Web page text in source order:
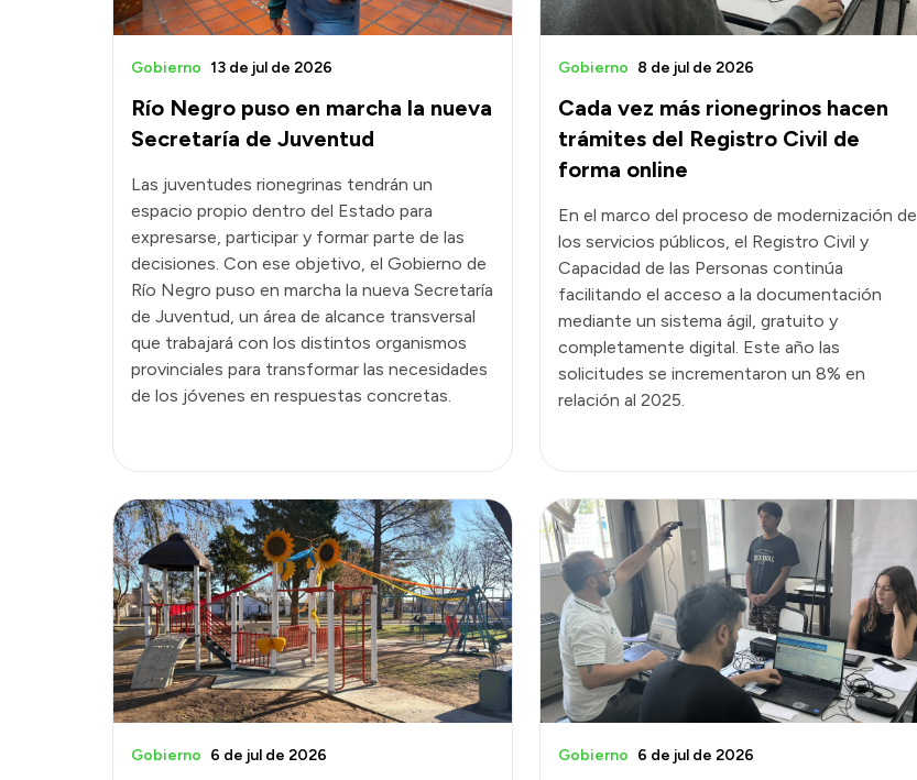
Río Negro puso en marcha la nueva
Secretaría de Juventud
Gobierno 13 de jul de 2026
Las juventudes rionegrinas tendrán un
espacio propio dentro del Estado para
expresarse, participar y formar parte de las
decisiones. Con ese objetivo, el Gobierno de
Río Negro puso en marcha la nueva Secretaría
de Juventud, un área de alcance transversal
que trabajará con los distintos organismos
provinciales para transformar las necesidades
de los jóvenes en respuestas concretas.
Cada vez más rionegrinos hacen
trámites del Registro Civil de
forma online
Gobierno 8 de jul de 2026
En el marco del proceso de modernización de
los servicios públicos, el Registro Civil y
Capacidad de las Personas continúa
facilitando el acceso a la documentación
mediante un sistema ágil, gratuito y
completamente digital. Este año las
solicitudes se incrementaron un 8% en
relación al 2025.
Gobierno 6 de jul de 2026 Gobierno 6 de jul de 2026